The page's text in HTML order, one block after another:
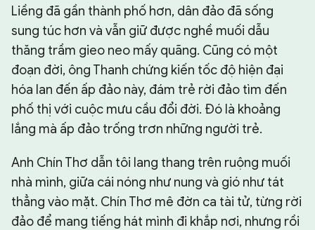
Liềng đã gần thành phố hơn, dân đảo đã sống
sung túc hơn và vẫn giữ được nghề muối dẫu
thăng trầm gieo neo mấy quãng. Cũng có một
đoạn đời, ông Thanh chứng kiến tốc độ hiện đại
hóa lan đến ấp đảo này, đám trẻ rời đảo tìm đến
phố thị với cuộc mưu cầu đổi đời. Đó là khoảng
lắng mà ấp đảo trống trơn những người trẻ.
Anh Chín Thơ dẫn tôi lang thang trên ruộng muối
nhà mình, giữa cái nóng như nung và gió như tát
thẳng vào mặt. Chín Thơ mê đờn ca tài tử, từng rời
đảo để mang tiếng hát mình đi khắp nơi, nhưng rồi